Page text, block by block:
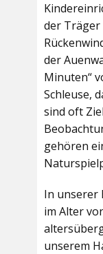
der
der
Minuten“
Schleuse,
sind oft
gehören
In unserer
im Alter
unserem